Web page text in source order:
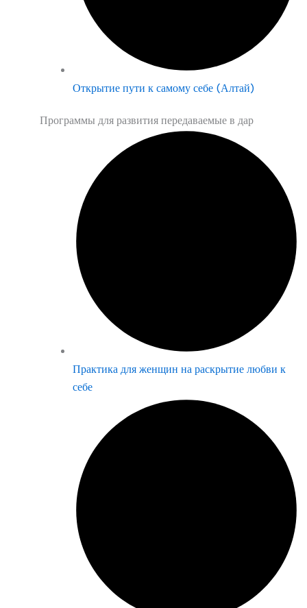
Открытие пути к самому себе (Алтай)
Программы для развития передаваемые в дар
Практика для женщин на раскрытие любви к
себе